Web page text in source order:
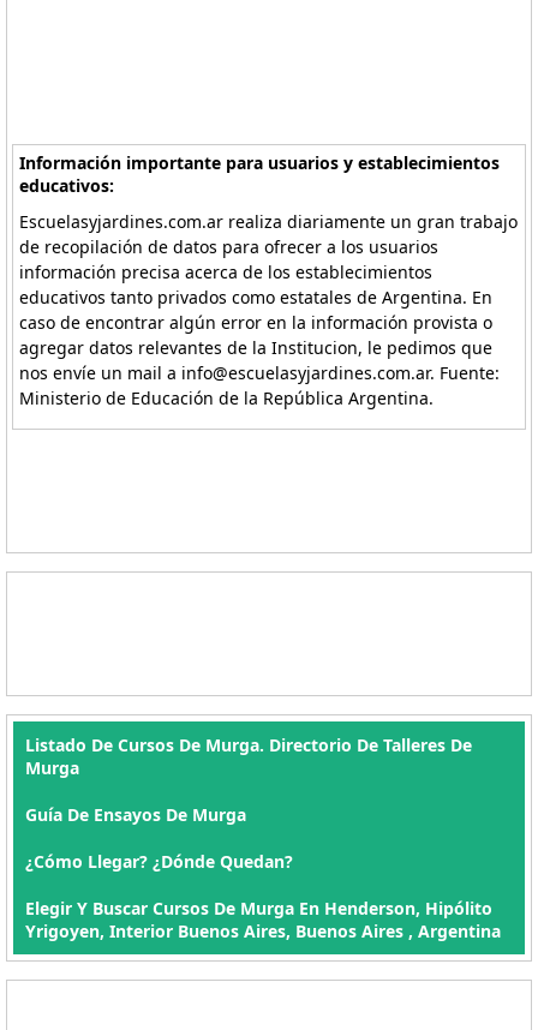
Información importante para usuarios y establecimientos
educativos:
Escuelasyjardines.com.ar realiza diariamente un gran trabajo
de recopilación de datos para ofrecer a los usuarios
información precisa acerca de los establecimientos
educativos tanto privados como estatales de Argentina. En
caso de encontrar algún error en la información provista o
agregar datos relevantes de la Institucion, le pedimos que
nos envíe un mail a info@escuelasyjardines.com.ar. Fuente:
Ministerio de Educación de la República Argentina.
Listado De Cursos De Murga. Directorio De Talleres De
Murga
Guía De Ensayos De Murga
¿Cómo Llegar? ¿Dónde Quedan?
Elegir Y Buscar Cursos De Murga En Henderson, Hipólito
Yrigoyen, Interior Buenos Aires, Buenos Aires , Argentina